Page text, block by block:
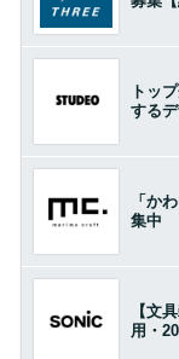
トッ
する
「か
集中
【文
用・